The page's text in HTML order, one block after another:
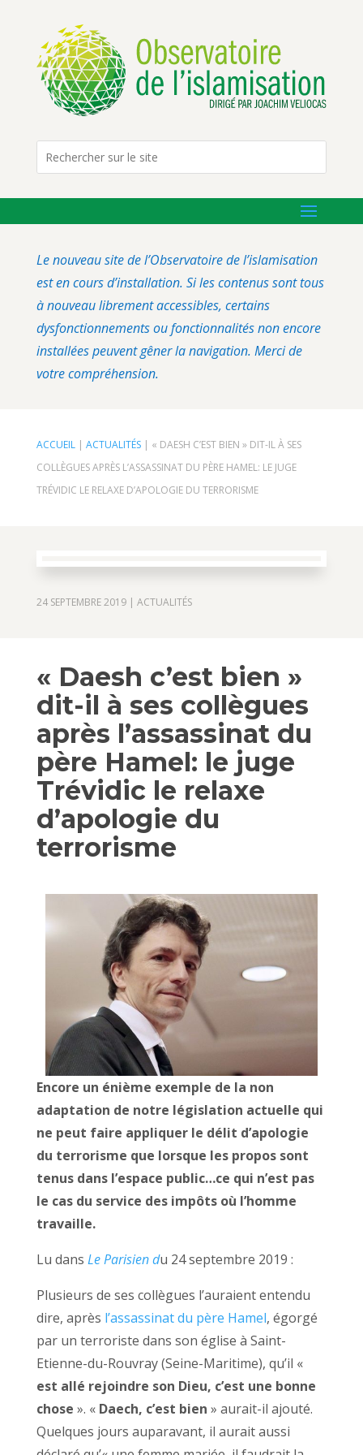
Le nouveau site de l’Observatoire de l’islamisation
est en cours d’installation. Si les contenus sont tous
à nouveau librement accessibles, certains
dysfonctionnements ou fonctionnalités non encore
installées peuvent gêner la navigation. Merci de
votre compréhension.
ACCUEIL| ACTUALITÉS| « DAESH C’EST BIEN » DIT-IL À SES
COLLÈGUES APRÈS L’ASSASSINAT DU PÈRE HAMEL: LE JUGE
TRÉVIDIC LE RELAXE D’APOLOGIE DU TERRORISME
24 SEPTEMBRE 2019| ACTUALITÉS
« Daesh c’est bien »
dit-il à ses collègues
après l’assassinat du
père Hamel: le juge
Trévidic le relaxe
d’apologie du
terrorisme
Encore un énième exemple de la non
adaptation de notre législation actuelle qui
ne peut faire appliquer le délit d’apologie
du terrorisme que lorsque les propos sont
tenus dans l’espace public…ce qui n’est pas
le cas du service des impôts où l’homme
travaille.
Lu dans Le Parisien du 24 septembre 2019 :
Plusieurs de ses collègues l’auraient entendu
dire, après l’assassinat du père Hamel, égorgé
par un terroriste dans son église à Saint-
Etienne-du-Rouvray (Seine-Maritime), qu’il «
est allé rejoindre son Dieu, c’est une bonne
chose ». « Daech, c’est bien » aurait-il ajouté.
Quelques jours auparavant, il aurait aussi